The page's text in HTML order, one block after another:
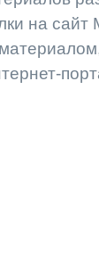
на сайт